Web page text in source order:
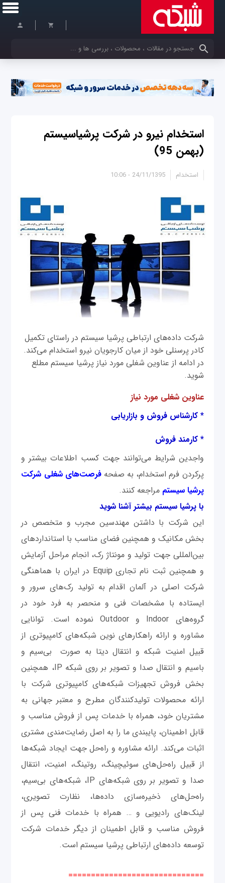
کلمات کلیدی خود را وارد کنید
استخدام نیرو در شرکت پرشیاسیستم
(بهمن 95)
24/11/1395 - 10:06 استخدام
شرکت داده‌های ارتباطی پرشیا سیستم در راستای تکمیل
کادر پرسنلی خود از میان کارجویان نیرو استخدام می‌‌کند.
در ادامه از عناوین شغلی مورد نیاز پرشیا سیستم مطلع
شوید.
عناوین شغلی مورد نیاز
* کارشناس فروش و بازاریابی
* کارمند فروش
واجدین شرایط می‌توانند جهت کسب اطلاعات بیشتر و
پرکردن فرم استخدام، به صفحهفرصت‌‌های شغلی شرکت
پرشیا سیستم مراجعه کنند.
با پرشیا سیستم بیشتر آشنا شوید
این شرکت با داشتن مهندسین مجرب و متخصص در
بخش مکانیک و همچنین فضای مناسب با استانداردهای
بین‌المللی جهت تولید و مونتاژ رک، انجام مراحل آزمایش
و همچنین ثبت نام تجاری Equip در ایران با هماهنگی
شرکت اصلی در آلمان اقدام به تولید رک‌های سرور و
ایستاده با مشخصات فنی و منحصر به فرد خود در
گروه‌های Indoor و Outdoor نموده است. توانایی
مشاوره و ارائه راهکارهای نوین شبکه‌های کامپیوتری از
قبیل امنیت شبکه و انتقال دیتا به صورت بی‌سیم و
باسیم و انتقال صدا و تصویر بر روی شبکه IP، همچنین
بخش فروش تجهیزات شبکه‌های کامپیوتری شرکت با
ارائه محصولات تولیدکنندگان مطرح و معتبر جهانی به
مشتریان خود، همراه با خدمات پس از فروش مناسب و
قابل اطمینان، پایبندی ما را به اصل رضایت‌مندی مشتری
اثبات می‌‌کند. ارائه مشاوره و راه‌حل جهت ایجاد شبکه‌ها
از قبیل راه‌حل‌های سوئیچینگ، روتینگ، امنیت، انتقال
صدا و تصویر بر روی شبکه‌های IP، شبکه‌های بی‌سیم،
راه‌حل‌های ذخیره‌سازی داده‌ها، نظارت تصویری،
لینک‌های رادیویی و ‌… همراه با خدمات فنی پس از
فروش مناسب و قابل اطمینان از دیگر خدمات شرکت
توسعه داده‌های ارتباطی پرشیا سیستم است.
==============================